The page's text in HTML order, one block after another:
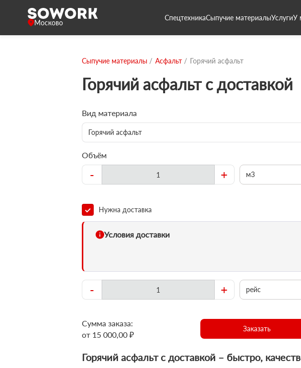
Москово
СпецтехникаСыпучие материалыУслугиУ
Сыпучие материалы Асфальт Горячий асфальт
Горячий асфальт с доставкой
Вид материала
Горячий асфальт
Объём
- + м3
Нужна доставка
Условия доставки
- + рейс
Сумма заказа:
от 15 000,00 ₽
Заказать
Горячий асфальт с доставкой – быстро,